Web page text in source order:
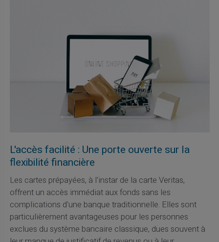
L'accès facilité : Une porte ouverte sur la
flexibilité financière
Les cartes prépayées, à l'instar de la carte Veritas,
offrent un accès immédiat aux fonds sans les
complications d'une banque traditionnelle. Elles sont
particulièrement avantageuses pour les personnes
exclues du système bancaire classique, dues souvent à